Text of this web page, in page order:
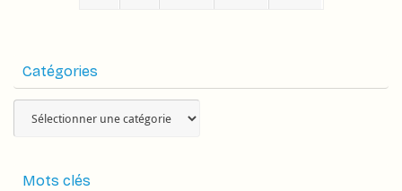
Catégories
Mots clés